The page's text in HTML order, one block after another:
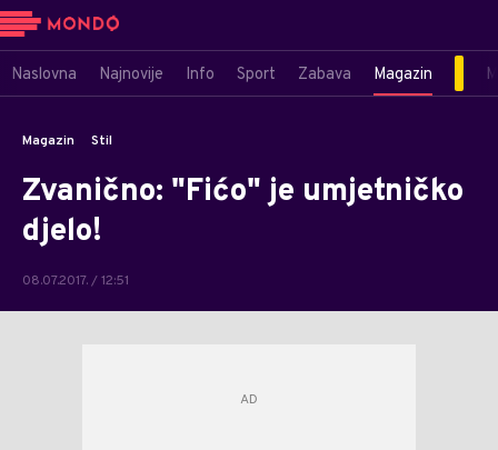
Naslovna Najnovije Info Sport Zabava Magazin
Magazin Stil
Zvanično: "Fićo" je umjetničko
djelo!
08.07.2017. / 12:51